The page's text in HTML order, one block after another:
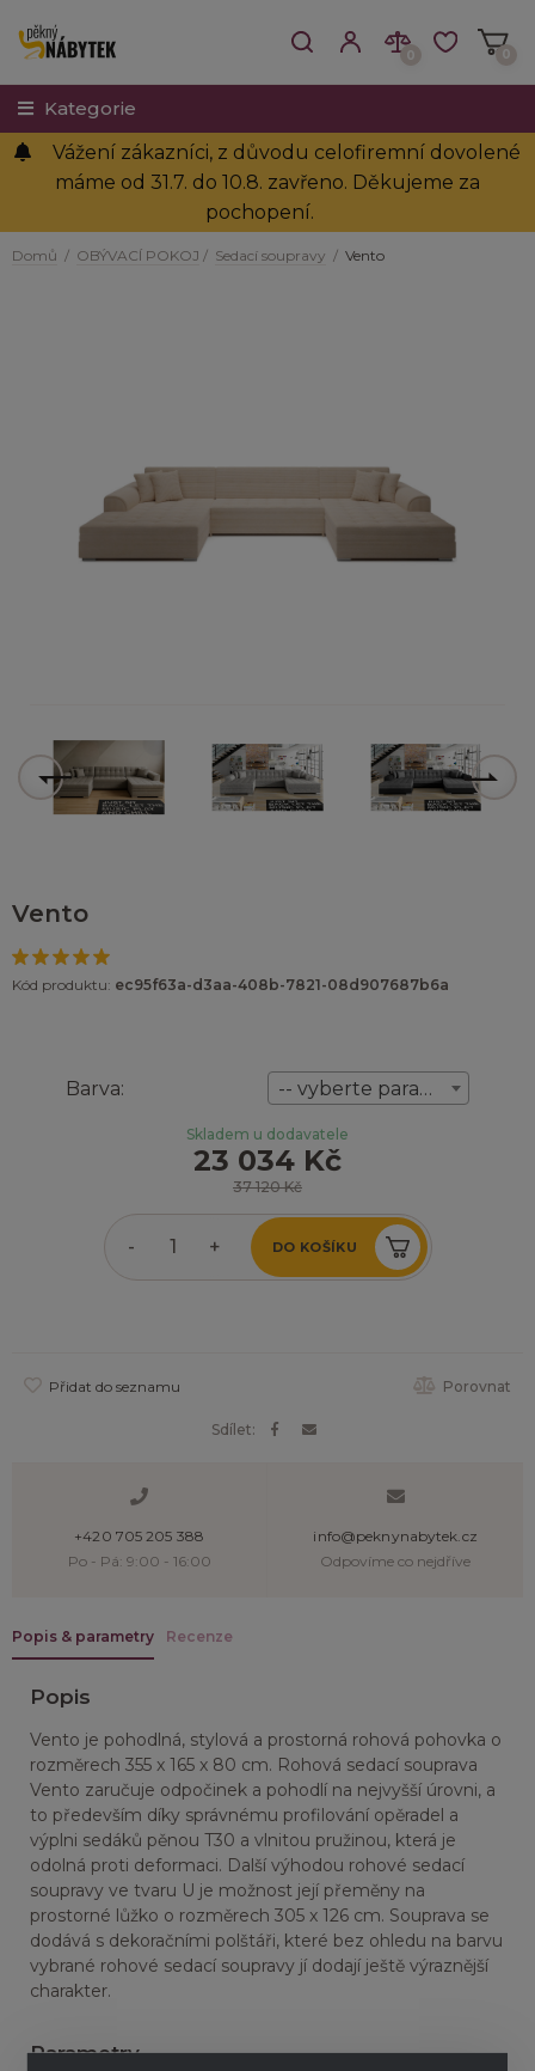
0
0
Kategorie
Vážení zákazníci, z důvodu celofiremní dovolené
máme od 31.7. do 10.8. zavřeno. Děkujeme za
pochopení.
Domů / OBÝVACÍ POKOJ / Sedací soupravy / Vento
Vento
Kód produktu: ec95f63a-d3aa-408b-7821-08d907687b6a
Barva: -- vyberte parameter --
Skladem u dodavatele
23 034 Kč
37 120 Kč
- + DO KOŠÍKU
Přidat do seznamu Porovnat
Sdílet:
+420 705 205 388
Po - Pá: 9:00 - 16:00
info@peknynabytek.cz
Odpovíme co nejdříve
Popis & parametry Recenze
Popis
Vento je pohodlná, stylová a prostorná rohová pohovka o
rozměrech 355 x 165 x 80 cm. Rohová sedací souprava
Vento zaručuje odpočinek a pohodlí na nejvyšší úrovni, a
to především díky správnému profilování opěradel a
výplni sedáků pěnou T30 a vlnitou pružinou, která je
odolná proti deformaci. Další výhodou rohové sedací
soupravy ve tvaru U je možnost její přeměny na
prostorné lůžko o rozměrech 305 x 126 cm. Souprava se
dodává s dekoračními polštáři, které bez ohledu na barvu
vybrané rohové sedací soupravy jí dodají ještě výraznější
charakter.
Parametry